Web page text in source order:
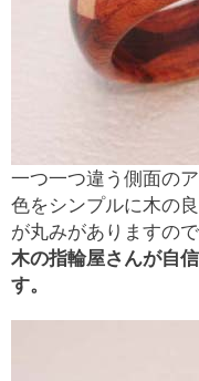
一つ一つ違う側面の
色をシンプルに木の
が丸みがありますの
木の指輪屋さんが自
す。